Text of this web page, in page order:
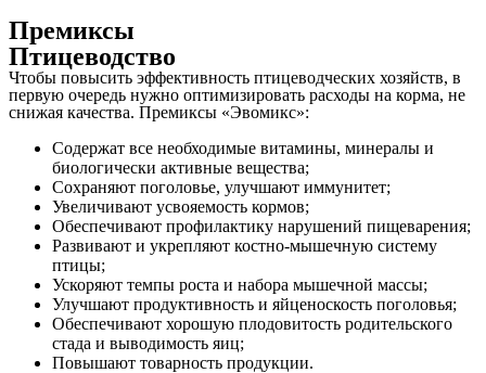
Премиксы
Птицеводство
Чтобы повысить эффективность птицеводческих хозяйств, в
первую очередь нужно оптимизировать расходы на корма, не
снижая качества. Премиксы «Эвомикс»:
Содержат все необходимые витамины, минералы и
биологически активные вещества;
Сохраняют поголовье, улучшают иммунитет;
Увеличивают усвояемость кормов;
Обеспечивают профилактику нарушений пищеварения;
Развивают и укрепляют костно-мышечную систему
птицы;
Ускоряют темпы роста и набора мышечной массы;
Улучшают продуктивность и яйценоскость поголовья;
Обеспечивают хорошую плодовитость родительского
стада и выводимость яиц;
Повышают товарность продукции.